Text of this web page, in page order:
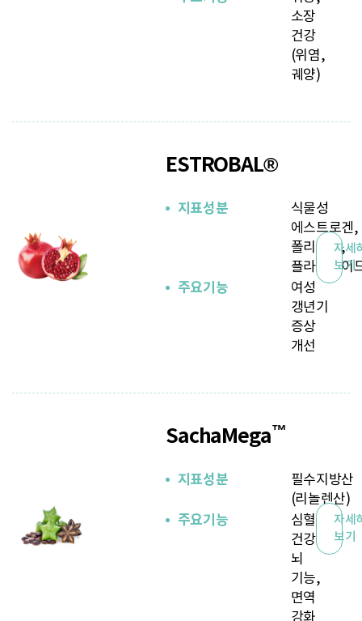
소장
건강
(위염,
궤양)
ESTROBAL®
지표성분
식물성
에스트로겐,
폴리페놀,
플라보노이
주요기능
여성
갱년기
증상
개선
자세
보기
SachaMega™
지표성분
필수지방산
(리놀렌산)
주요기능
심혈관
건강,
뇌
기능,
면역
강화
자세
보기